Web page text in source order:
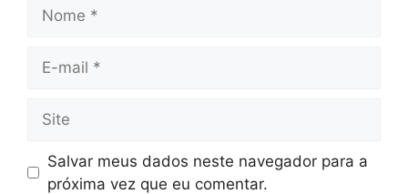
mail
Salvar meus dados neste navegador para a
próxima vez que eu comentar.